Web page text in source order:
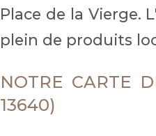
Place de la Vierge.
plein de produits
NOTRE CARTE
13640)